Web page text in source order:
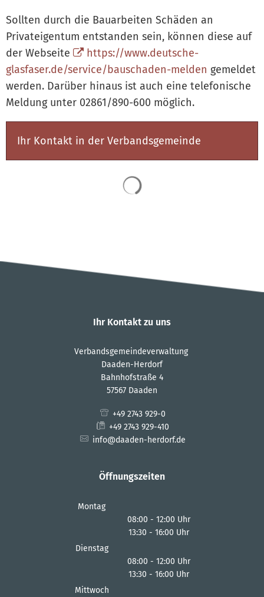
Sollten durch die Bauarbeiten Schäden an
Privateigentum entstanden sein, können diese auf
der Webseite
https://www.deutsche-
glasfaser.de/service/bauschaden-melden gemeldet
werden. Darüber hinaus ist auch eine telefonische
Meldung unter 02861/890-600 möglich.
Ihr Kontakt in der Verbandsgemeinde
Ihr Kontakt zu uns
Verbandsgemeindeverwaltung
Daaden-Herdorf
Bahnhofstraße 4
57567 Daaden
+49 2743 929-0
+49 2743 929-410
info@daaden-herdorf.de
Öffnungszeiten
Montag
08:00 - 12:00 Uhr
Von 08:00 bis 12:00 Uhr
13:30 - 16:00 Uhr
Dienstag
08:00 - 12:00 Uhr
Von 08:00 bis 12:00 Uhr
13:30 - 16:00 Uhr
Mittwoch